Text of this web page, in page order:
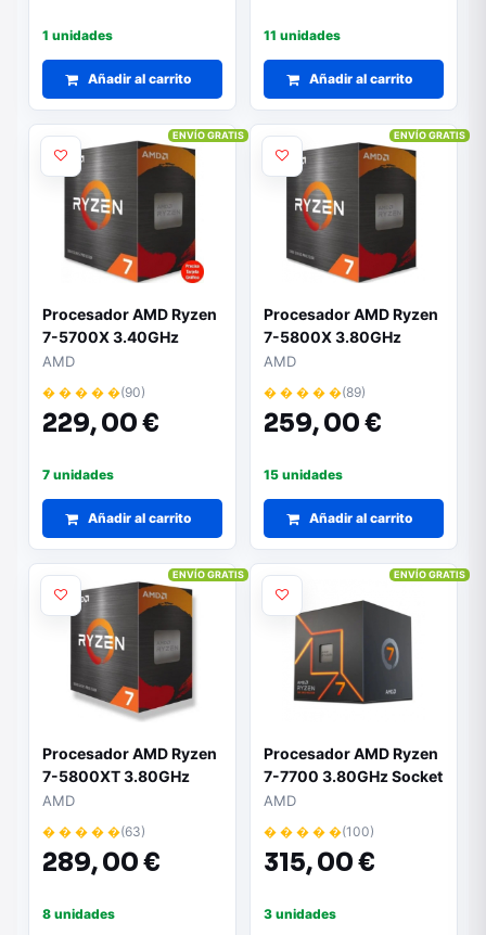
1 unidades
Añadir al carrito
11 unidades
Añadir al carrito
Procesador AMD Ryzen
7-5700X 3.40GHz
AMD
� � � � �(90)
229,00 €
7 unidades
Añadir al carrito
ENVÍO GRATIS
Procesador AMD Ryzen
7-5800X 3.80GHz
AMD
� � � � �(89)
259,00 €
15 unidades
Añadir al carrito
ENVÍO GRATIS
Procesador AMD Ryzen
7-5800XT 3.80GHz
Socket AM4
AMD
� � � � �(63)
289,00 €
8 unidades
ENVÍO GRATIS
Procesador AMD Ryzen
7-7700 3.80GHz Socket
AM5
AMD
� � � � �(100)
315,00 €
3 unidades
ENVÍO GRATIS